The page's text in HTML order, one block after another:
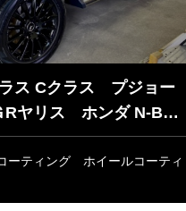
ス Cクラス プジョー
ヤリス ホンダ N-BO
ィング ホイールコーテ
ーティング
ホイールコーティ